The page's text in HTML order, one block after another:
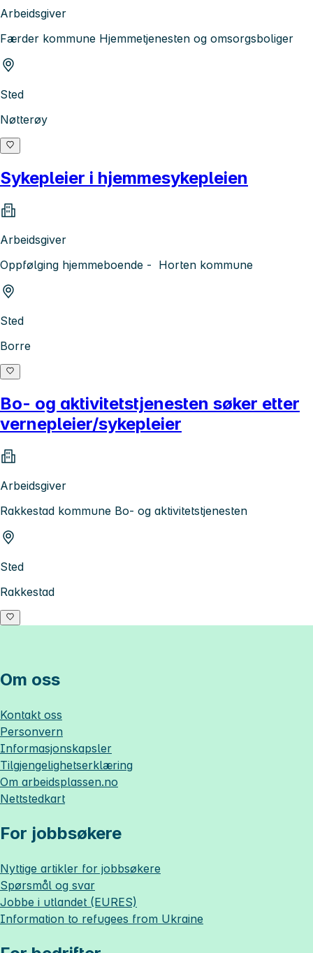
Arbeidsgiver
Færder kommune Hjemmetjenesten og omsorgsboliger
Sted
Nøtterøy
Sykepleier i hjemmesykepleien
Arbeidsgiver
Oppfølging hjemmeboende - Horten kommune
Sted
Borre
Bo- og aktivitetstjenesten søker etter
vernepleier/sykepleier
Arbeidsgiver
Rakkestad kommune Bo- og aktivitetstjenesten
Sted
Rakkestad
Om oss
Kontakt oss
Personvern
Informasjonskapsler
Tilgjengelighetserklæring
Om arbeidsplassen.no
Nettstedkart
For jobbsøkere
Nyttige artikler for jobbsøkere
Spørsmål og svar
Jobbe i utlandet (EURES)
Information to refugees from Ukraine